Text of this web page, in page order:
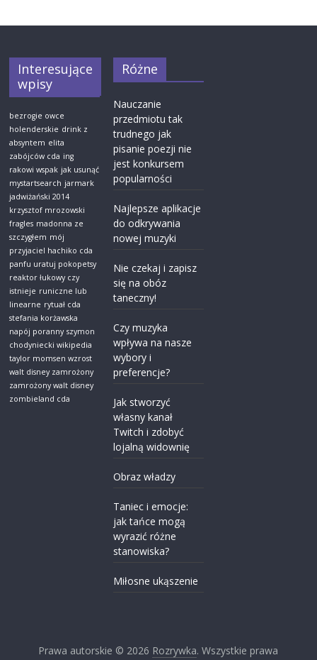
Interesujące
wpisy
bezrogie owce
holenderskie drink z
absyntem elita
zabójców cda ing
rakowi wspak jak usunąć
mystartsearch jarmark
jadwiżański 2014
krzysztof mrozowski
fragles madonna ze
szczygłem mój
przyjaciel hachiko cda
panfu uratuj pokopetsy
reaktor łukowy czy
istnieje runiczne lub
linearne rytuał cda
stefania korżawska
napój poranny szymon
chodyniecki wikipedia
taylor momsen wzrost
walt disney zamrożony
zamrożony walt disney
zombieland cda
Różne
Nauczanie
przedmiotu tak
trudnego jak
pisanie poezji nie
jest konkursem
popularności
Najlepsze aplikacje
do odkrywania
nowej muzyki
Nie czekaj i zapisz
się na obóz
taneczny!
Czy muzyka
wpływa na nasze
wybory i
preferencje?
Jak stworzyć
własny kanał
Twitch i zdobyć
lojalną widownię
Obraz władzy
Taniec i emocje:
jak tańce mogą
wyrazić różne
stanowiska?
Miłosne ukąszenie
Prawa autorskie © 2026 Rozrywka. Wszystkie prawa